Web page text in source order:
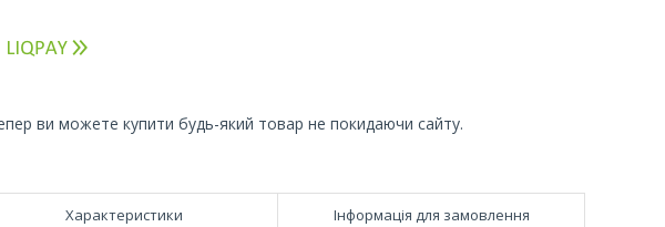
ви можете купити будь-який товар не покидаючи сайту.
Характеристики Інформація для замовлення